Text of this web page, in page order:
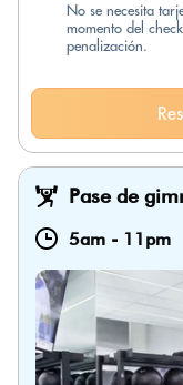
No se necesita
momento del
penalización.
Pase de
5am - 11pm